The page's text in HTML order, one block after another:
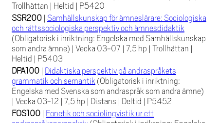
Trollhättan | Heltid | P5420
SSR200 | Samhällskunskap för ämneslärare: Sociologiska
och rättssociologiska perspektiv och ämnesdidaktik
(Obligatorisk i inriktning: Engelska med Samhällskunskap
som andra ämne) | Vecka 03-07 | 7,5 hp | Trollhättan |
Heltid | P5403
DPA100 | Didaktiska perspektiv på andraspråkets
grammatik och semantik (Obligatorisk i inriktning:
Engelska med Svenska som andraspråk som andra ämne)
| Vecka 03-12 | 7,5 hp | Distans | Deltid | P5452
FOS100 | Fonetik och sociolingvistik ur ett